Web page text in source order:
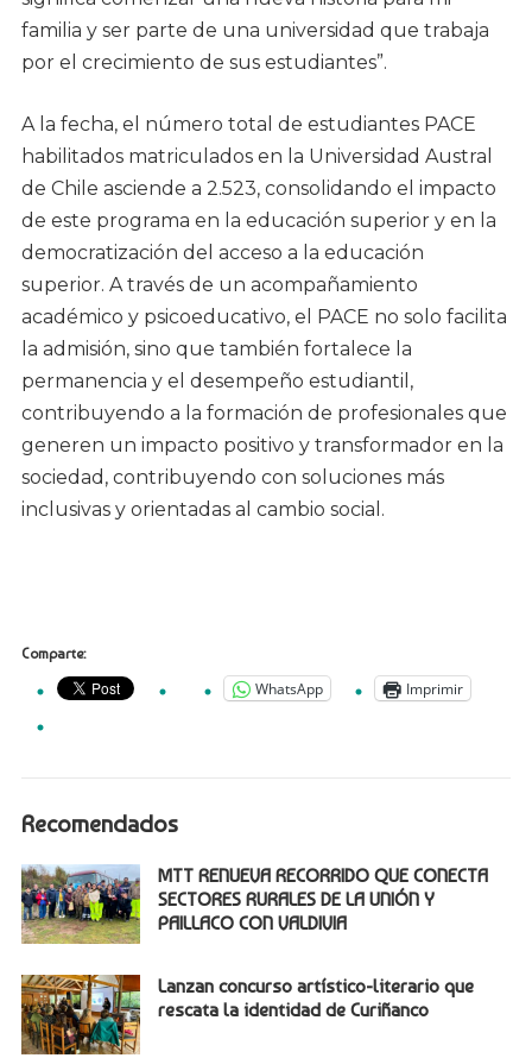
familia y ser parte de una universidad que trabaja
por el crecimiento de sus estudiantes”.
A la fecha, el número total de estudiantes PACE
habilitados matriculados en la Universidad Austral
de Chile asciende a 2.523, consolidando el impacto
de este programa en la educación superior y en la
democratización del acceso a la educación
superior. A través de un acompañamiento
académico y psicoeducativo, el PACE no solo facilita
la admisión, sino que también fortalece la
permanencia y el desempeño estudiantil,
contribuyendo a la formación de profesionales que
generen un impacto positivo y transformador en la
sociedad, contribuyendo con soluciones más
inclusivas y orientadas al cambio social.
Comparte:
WhatsApp Imprimir
Recomendados
MTT RENUEVA RECORRIDO QUE CONECTA
SECTORES RURALES DE LA UNIÓN Y
PAILLACO CON VALDIVIA
Lanzan concurso artístico-literario que
rescata la identidad de Curiñanco